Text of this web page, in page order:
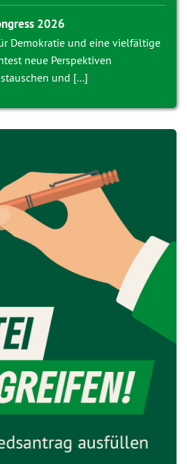
2026
Demokratie und eine vielfältige
neue Perspektiven
und [...]